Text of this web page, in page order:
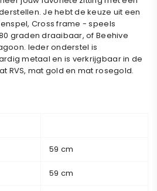
Je hebt de keuze uit een
Cross frame - speels
graden draaibaar, of Beehive
Ieder onderstel is
metaal en is verkrijgbaar in de
RVS, mat gold en mat rosegold.
59 cm
59 cm